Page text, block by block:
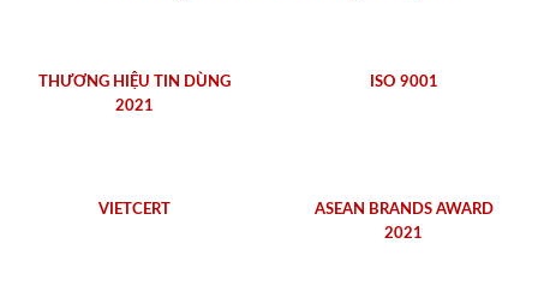
THƯƠNG HIỆU TIN DÙNG
2021
ISO 9001
VIETCERT
ASEAN BRANDS AWARD
2021